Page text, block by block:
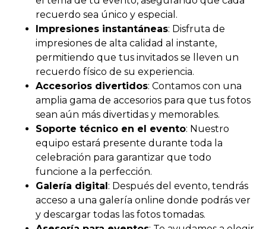
recuerdo sea único y especial.
Impresiones instantáneas: Disfruta de
impresiones de alta calidad al instante,
permitiendo que tus invitados se lleven un
recuerdo físico de su experiencia.
Accesorios divertidos: Contamos con una
amplia gama de accesorios para que tus fotos
sean aún más divertidas y memorables.
Soporte técnico en el evento: Nuestro
equipo estará presente durante toda la
celebración para garantizar que todo
funcione a la perfección.
Galería digital: Después del evento, tendrás
acceso a una galería online donde podrás ver
y descargar todas las fotos tomadas.